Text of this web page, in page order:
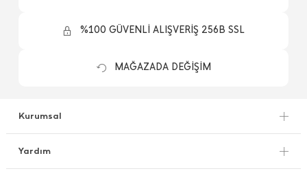
%100 GÜVENLİ ALIŞVERİŞ 256B SSL
MAĞAZADA DEĞİŞİM
Kurumsal
Yardım